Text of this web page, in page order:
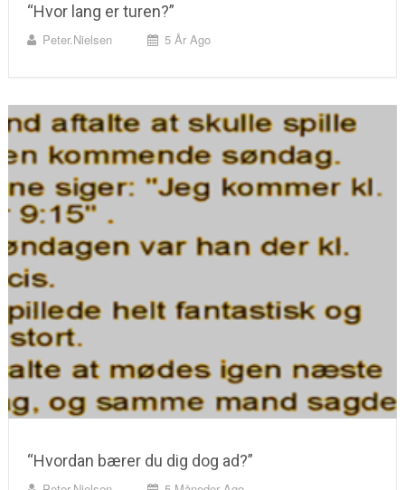
“Hvor lang er turen?”
Peter.nielsen 5 År Ago
“Hvordan bærer du dig dog ad?”